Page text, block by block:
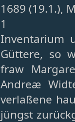
1689 (19.1.),
1
Inventarium
Güttere, so
fraw
Andreæ
verlaßene
jüngst